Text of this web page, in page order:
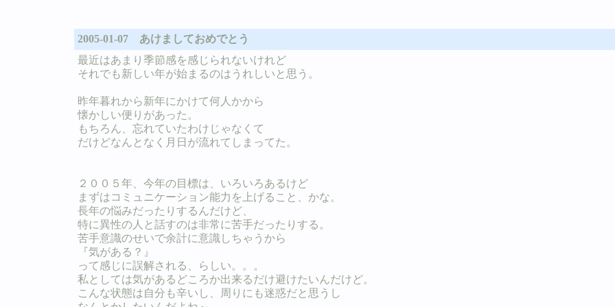
2005-01-07 あけましておめでとう
最近はあまり季節感を感じられないけれど
それでも新しい年が始まるのはうれしいと思う。
昨年暮れから新年にかけて何人かから
懐かしい便りがあった。
もちろん、忘れていたわけじゃなくて
だけどなんとなく月日が流れてしまってた。
２００５年、今年の目標は、いろいろあるけど
まずはコミュニケーション能力を上げること、かな。
長年の悩みだったりするんだけど、
特に異性の人と話すのは非常に苦手だったりする。
苦手意識のせいで余計に意識しちゃうから
『気がある？』
って感じに誤解される、らしい。。。
私としては気があるどころか出来るだけ避けたいんだけど。
こんな状態は自分も辛いし、周りにも迷惑だと思うし